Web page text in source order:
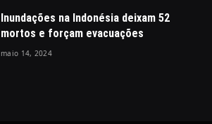
Inundações na Indonésia deixam 52
mortos e forçam evacuações
maio 14, 2024